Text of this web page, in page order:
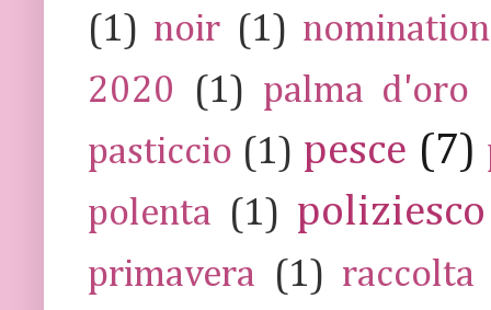
(1) noir (1)
2020
(1) palma d'oro
pasticcio (1) pesce (7)
polenta (1) poliziesco
primavera (1) raccolta